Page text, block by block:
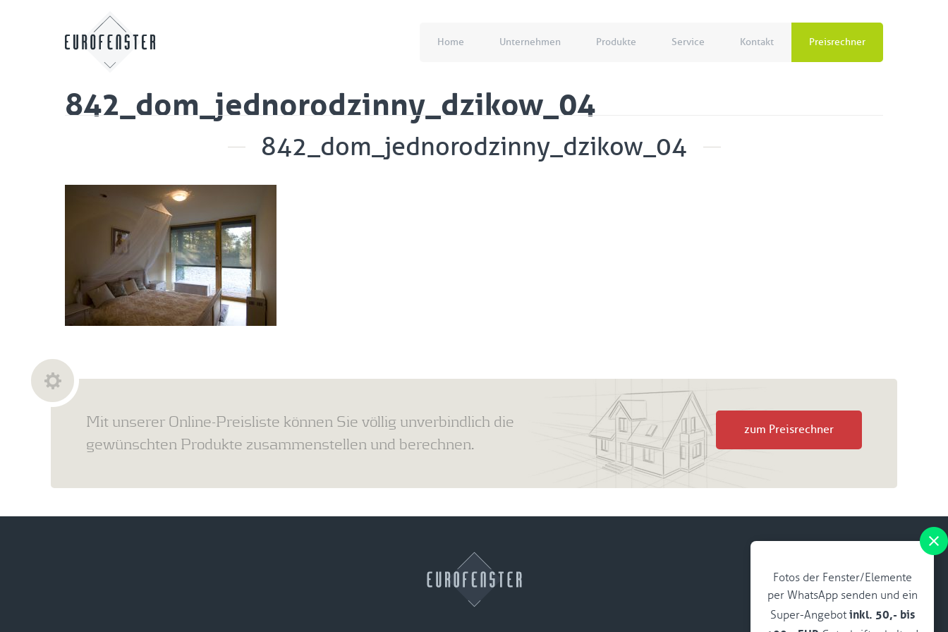
Home Unternehmen Produkte Service Kontakt Preisrechner
842_dom_jednorodzinny_dzikow_04
842_dom_jednorodzinny_dzikow_04
Fotos der Fenster/Elemente
per WhatsApp senden und ein
Super-Angebot inkl. 50,- bis
Mit unserer Online-Preisliste können Sie völlig unverbindlich die
gewünschten Produkte zusammenstellen und berechnen.
zum Preisrechner